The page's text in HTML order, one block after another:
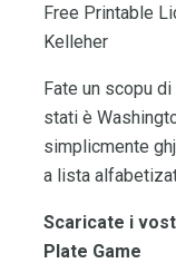
Free Printable
Kelleher
Fate un scopu
stati è
simplicmente
a lista
Scaricate i
Plate Game